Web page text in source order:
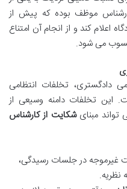
موظف بوده که پیش از
اعلام کند و از انجام آن امتناع
می شود.
رسمی دادگستری، تخلفات انتظامی
این تخلفات دامنه وسیعی از
تواند مبنایشکایت از کارشناس
غیرموجه در جلسات رسیدگی،
نظریه.